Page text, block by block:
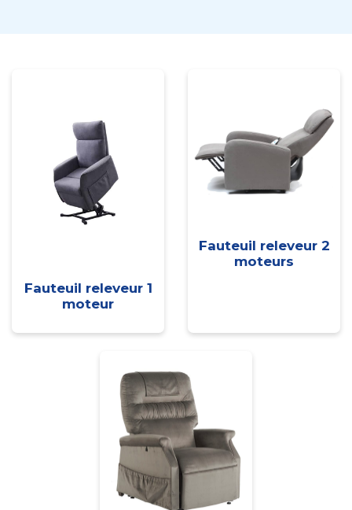
Fauteuil releveur 1
moteur
Fauteuil releveur 2
moteurs